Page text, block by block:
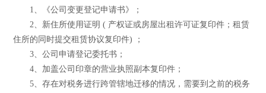
1、《公司变更登记申请书》；
2、新住所使用证明 ( 产权证或房屋出租许可证复印件；租赁
住所的同时提交租赁协议复印件) ；
3、公司申请登记委托书；
4、加盖公司印章的营业执照副本复印件；
5、存在对税务进行跨管辖地迁移的情况，需要到之前的税务